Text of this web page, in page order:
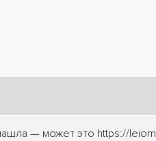
— может это https://